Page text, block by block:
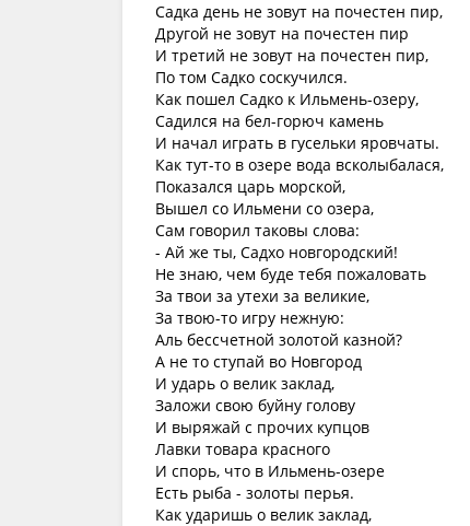
Садка день не зовут на почестен пир,
Другой не зовут на почестен пир
И третий не зовут на почестен пир,
По том Садко соскучился.
Как пошел Садко к Ильмень-озеру,
Садился на бел-горюч камень
И начал играть в гусельки яровчаты.
Как тут-то в озере вода всколыбалася,
Показался царь морской,
Вышел со Ильмени со озера,
Сам говорил таковы слова:
- Ай же ты, Садхо новгородский!
Не знаю, чем буде тебя пожаловать
За твои за утехи за великие,
За твою-то игру нежную:
Аль бессчетной золотой казной?
А не то ступай во Новгород
И ударь о велик заклад,
Заложи свою буйну голову
И выряжай с прочих купцов
Лавки товара красного
И спорь, что в Ильмень-озере
Есть рыба - золоты перья.
Как ударишь о велик заклад,